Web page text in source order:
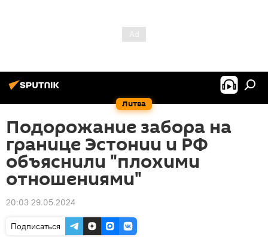
Литва
Подорожание забора на
границе Эстонии и РФ
объяснили "плохими
отношениями"
20:03 29.05.2024
Подписаться